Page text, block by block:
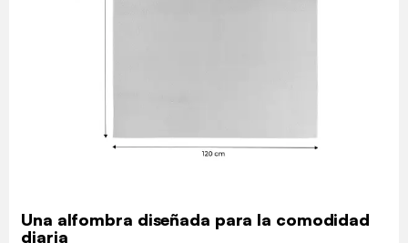
Una alfombra diseñada para la comodidad
diaria